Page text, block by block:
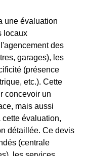
une évaluation
locaux
des
garages), les
(présence
etc.). Cette
concevoir un
mais aussi
évaluation,
détaillée. Ce devis
(centrale